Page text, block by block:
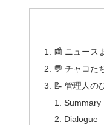
📰 ニュース
💬 チャコた
📝 管理人の
Summary
Dialogue